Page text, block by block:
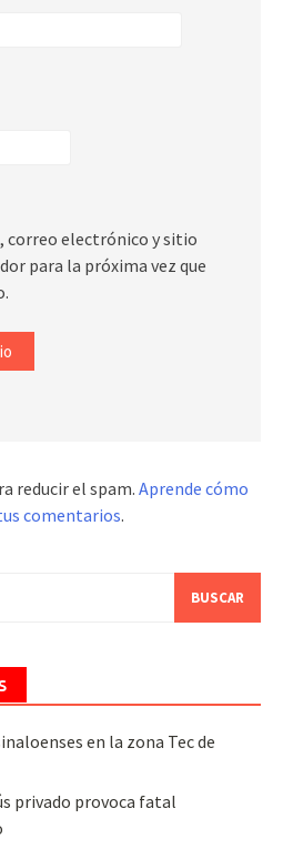
correo electrónico y sitio
para la próxima vez que
reducir el spam. Aprende cómo
comentarios.
en la zona Tec de
privado provoca fatal